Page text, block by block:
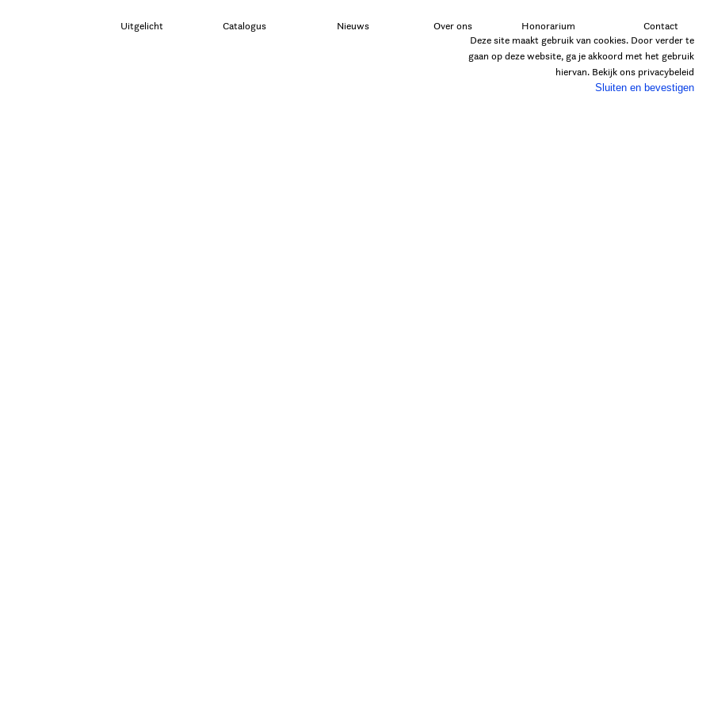
Deze site maakt gebruik van cookies. Door verder te
gaan op deze website, ga je akkoord met het gebruik
hiervan. Bekijk ons privacybeleid
Sluiten en bevestigen
Uitgelicht Catalogus Nieuws Over ons Honorarium Contact